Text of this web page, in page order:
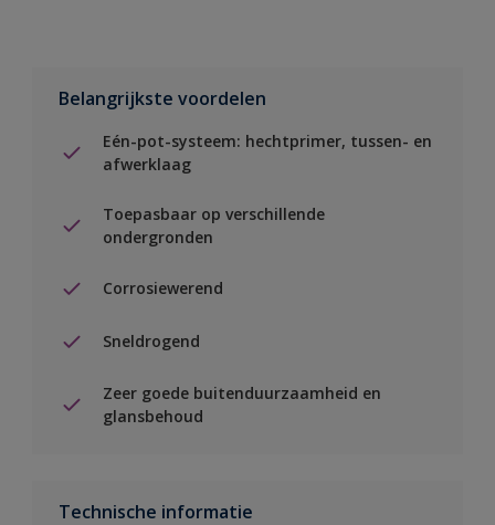
Belangrijkste voordelen
Eén-pot-systeem: hechtprimer, tussen- en
afwerklaag
Toepasbaar op verschillende
ondergronden
Corrosiewerend
Sneldrogend
Zeer goede buitenduurzaamheid en
glansbehoud
Technische informatie